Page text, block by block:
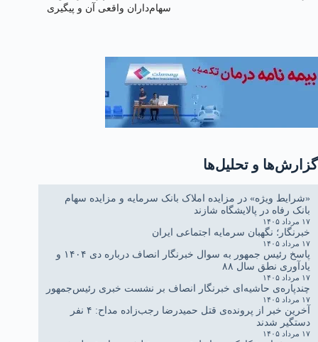
سهام‌داران واقعی آن و پیگیری
گزارش‌ها و تحلیل‌ها
«شرایط ویژه» در مزایده املاک بانک سرمایه و مزایده سهام
بانک رفاه در پالایشگاه شازند
۱۷ مرداد ۱۴۰۵
خبرنگار؛ نگهبان سرمایه اجتماعی ایران
۱۷ مرداد ۱۴۰۵
پاسخ رئیس جمهور به سوال خبرنگار انصاف درباره دی ۱۴۰۴ و
یادآوری نطق سال ۸۸
۱۷ مرداد ۱۴۰۵
چندپاره‌ی حاشیه‌ای خبرنگار انصاف بر نشست خبری رئیس‌جمهور
۱۷ مرداد ۱۴۰۵
آخرین خبر از پرونده‌ی قتل حمیدرضا رجب‌زاده مداح: ۴ نفر
دستگیر شدند
۱۷ مرداد ۱۴۰۵